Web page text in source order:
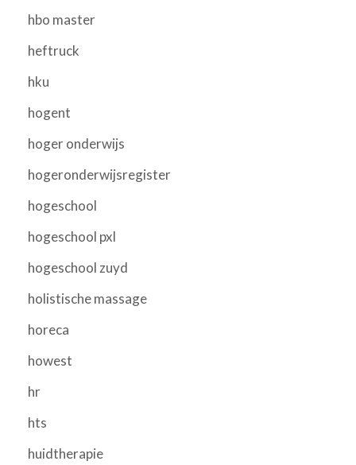
hbo master
heftruck
hku
hogent
hoger onderwijs
hogeronderwijsregister
hogeschool
hogeschool pxl
hogeschool zuyd
holistische massage
horeca
howest
hr
hts
huidtherapie